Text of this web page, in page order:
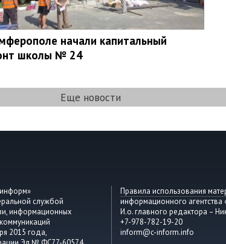
начали капитальный
школы № 24
Еще новости
службой
информационных
2015 года,
Правила использования
информационного
И.о. главного редактора –
+7-978-782-19-20
inform@c-inform.info